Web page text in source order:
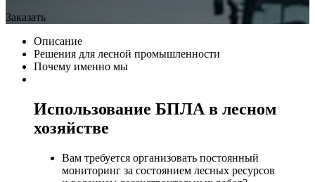
Заказать
Описание
Решения для лесной промышленности
Почему именно мы
Использование БПЛА в лесном
хозяйстве
Вам требуется организовать постоянный
мониторинг за состоянием лесных ресурсов